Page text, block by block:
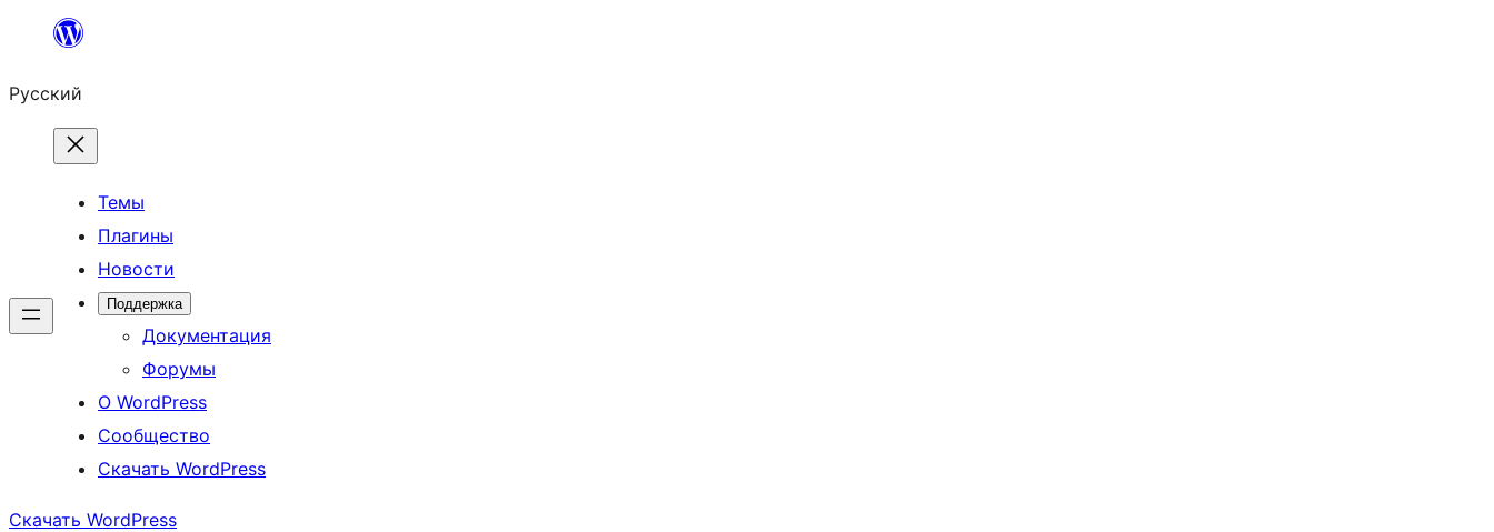
Перейти
содержимому
Русский
Темы
Плагины
Новости
Поддержка
Документация
Форумы
О WordPress
Сообщество
Скачать WordPress
Скачать WordPress